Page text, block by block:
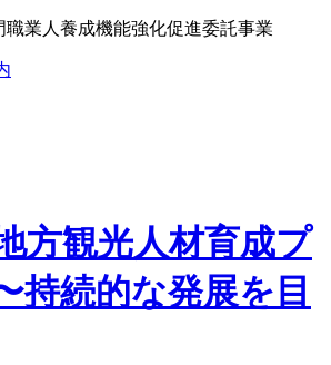
職業人養成機能強化促進委託事業